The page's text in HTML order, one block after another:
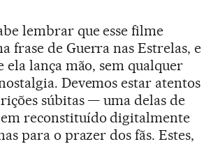
lembrar que esse filme
frase de Guerra nas Estrelas, e
ela lança mão, sem qualquer
Devemos estar atentos
súbitas — uma delas de
reconstituído digitalmente
para o prazer dos fãs. Estes,